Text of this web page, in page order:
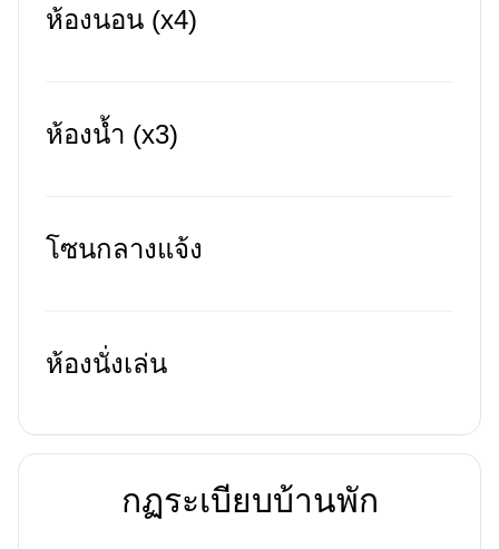
ห้องนอน (x4)
ห้องน้ำ (x3)
โซนกลางแจ้ง
ห้องนั่งเล่น
กฏระเบียบบ้านพัก